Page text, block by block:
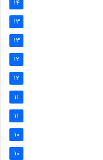
14
13
13
12
12
11
11
10
10